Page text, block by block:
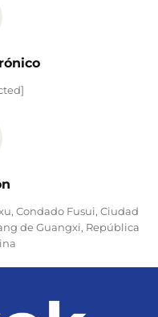
Condado Fusui, Ciudad
de Guangxi, República